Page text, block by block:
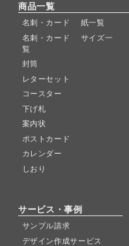
商品一覧
名刺・カード 紙一覧
名刺・カード サイズ一
覧
封筒
レターセット
コースター
下げ札
案内状
ポストカード
カレンダー
しおり
サービス・事例
サンプル請求
デザイン作成サービス